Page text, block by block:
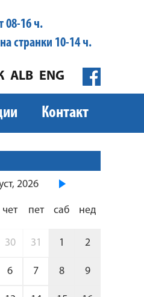
08-16 ч.
странки 10-14 ч.
ENG
ALB
Контакт
2026
чет пет саб нед
30 31 1 2
6 7 8 9